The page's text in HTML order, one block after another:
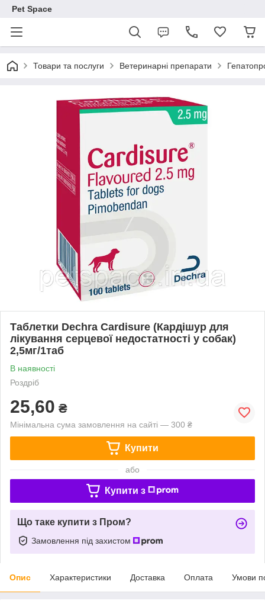
Pet Space
Товари та послуги Ветеринарні препарати
Таблетки Dechra Cardisure (Кардішур для
лікування серцевої недостатності у собак)
2,5мг/1таб
В наявності
Роздріб
25,60 ₴
Мінімальна сума замовлення на сайті — 300 ₴
Купити
або
Купити з
Що таке купити з Пром?
Замовлення під захистом
Опис Характеристики Доставка Оплата Умови